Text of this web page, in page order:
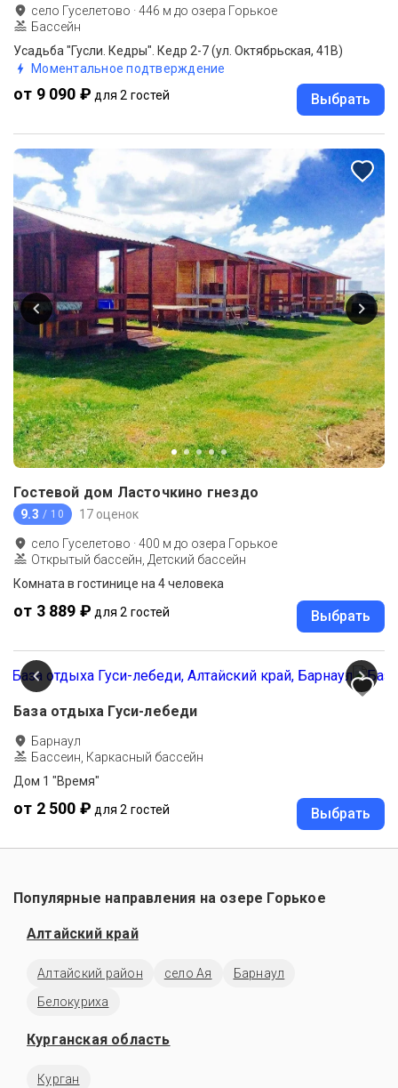
село Гуселетово ·446 м до озера Горькое
Бассейн
Усадьба "Гусли. Кедры". Кедр 2-7 (ул. Октябрьская, 41В)
Моментальное подтверждение
от 9 090 ₽ для 2 гостей Выбрать
Гостевой дом Ласточкино гнездо
9.3 / 10 17 оценок
село Гуселетово ·400 м до озера Горькое
Открытый бассейн, Детский бассейн
Комната в гостинице на 4 человека
от 3 889 ₽ для 2 гостей Выбрать
База отдыха Гуси-лебеди
Барнаул
Бассеин, Каркасный бассейн
Дом 1 "Время"
от 2 500 ₽ для 2 гостей Выбрать
Популярные направления на озере Горькое
Алтайский край
Алтайский район село Ая
Барнаул
Белокуриха
Курганская область
Курган